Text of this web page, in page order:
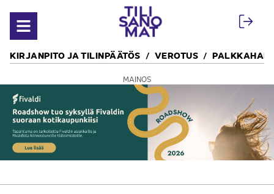
Avaa valikko
KIRJANPITO JA TILINPÄÄTÖS VEROTUS
MAINOS